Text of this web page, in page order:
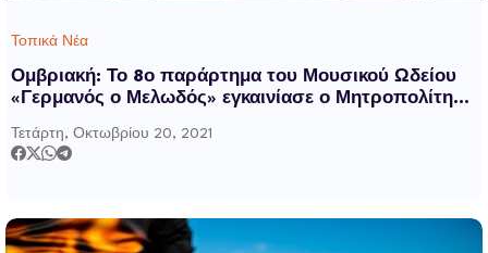
Τοπικά Νέα
Ομβριακή: Το 8ο παράρτημα του Μουσικού Ωδείου
«Γερμανός ο Μελωδός» εγκαινίασε ο Μητροπολίτης
Τετάρτη, Οκτωβρίου 20, 2021